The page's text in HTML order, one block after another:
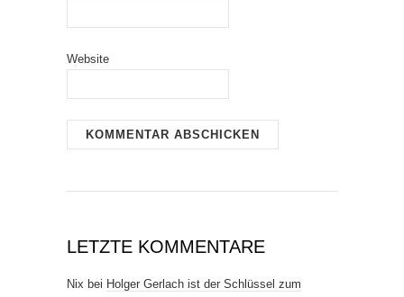
Website
LETZTE KOMMENTARE
Nix bei Holger Gerlach ist der Schlüssel zum